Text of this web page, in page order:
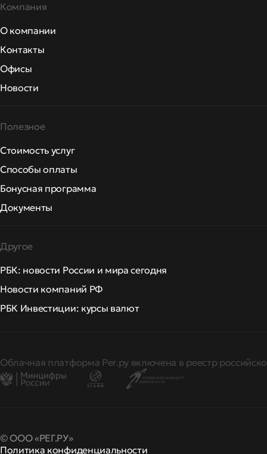
Компания
О компании
Контакты
Офисы
Новости
Полезное
Стоимость услуг
Способы оплаты
Бонусная программа
Документы
Другое
РБК: новости России и мира сегодня
Новости компаний РФ
РБК Инвестиции: курсы валют
Облачная платформа Рег.ру включена в реестр
© ООО «РЕГ.РУ»
Политика конфиденциальности